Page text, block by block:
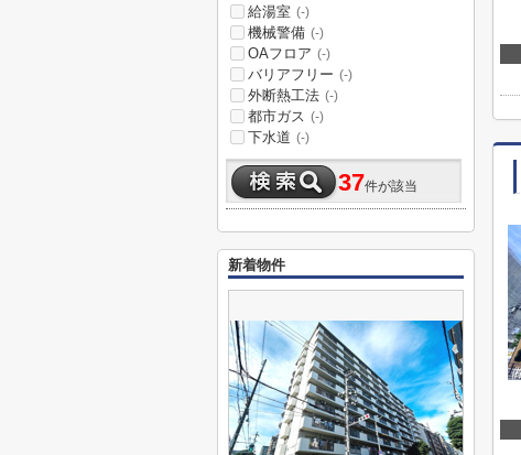
給湯室 (-)
機械警備 (-)
OAフロア (-)
バリアフリー (-)
外断熱工法 (-)
都市ガス (-)
下水道 (-)
37件が該当
新着物件